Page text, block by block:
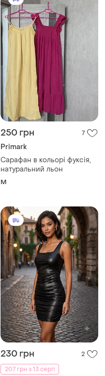
250 грн 7
Primark
Сарафан в кольорі фуксія,
натуральний льон
M
230 грн
2
207 грн з 13 серп